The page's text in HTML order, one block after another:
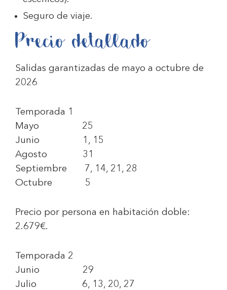
Seguro de viaje.
Precio detallado
Salidas garantizadas de mayo a octubre de
2026
Temporada 1
Mayo 25
Junio 1, 15
Agosto 31
Septiembre 7, 14, 21, 28
Octubre 5
Precio por persona en habitación doble:
2.679€.
Temporada 2
Junio 29
Julio 6, 13, 20, 27